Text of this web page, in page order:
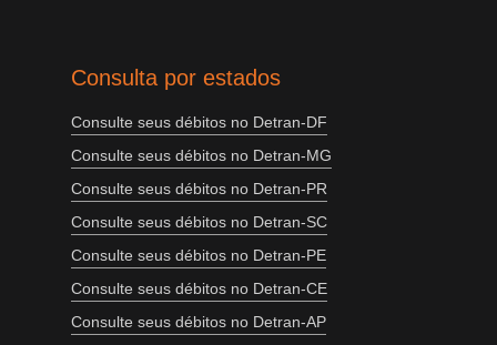
Consulta por estados
Consulte seus débitos no Detran-DF
Consulte seus débitos no Detran-MG
Consulte seus débitos no Detran-PR
Consulte seus débitos no Detran-SC
Consulte seus débitos no Detran-PE
Consulte seus débitos no Detran-CE
Consulte seus débitos no Detran-AP